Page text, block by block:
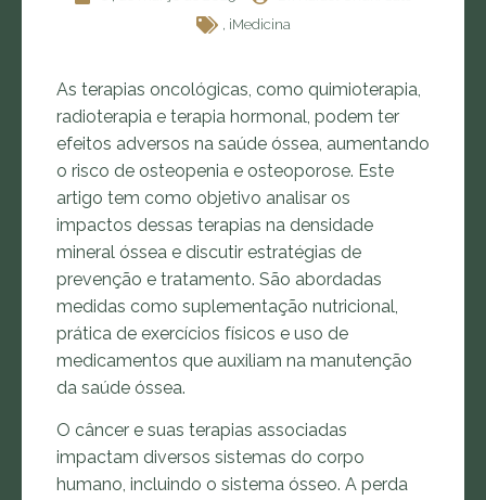
, iMedicina
As terapias oncológicas, como quimioterapia,
radioterapia e terapia hormonal, podem ter
efeitos adversos na saúde óssea, aumentando
o risco de osteopenia e osteoporose. Este
artigo tem como objetivo analisar os
impactos dessas terapias na densidade
mineral óssea e discutir estratégias de
prevenção e tratamento. São abordadas
medidas como suplementação nutricional,
prática de exercícios físicos e uso de
medicamentos que auxiliam na manutenção
da saúde óssea.
O câncer e suas terapias associadas
impactam diversos sistemas do corpo
humano, incluindo o sistema ósseo. A perda